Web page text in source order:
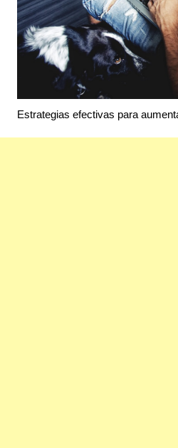
Estrategias efectivas para